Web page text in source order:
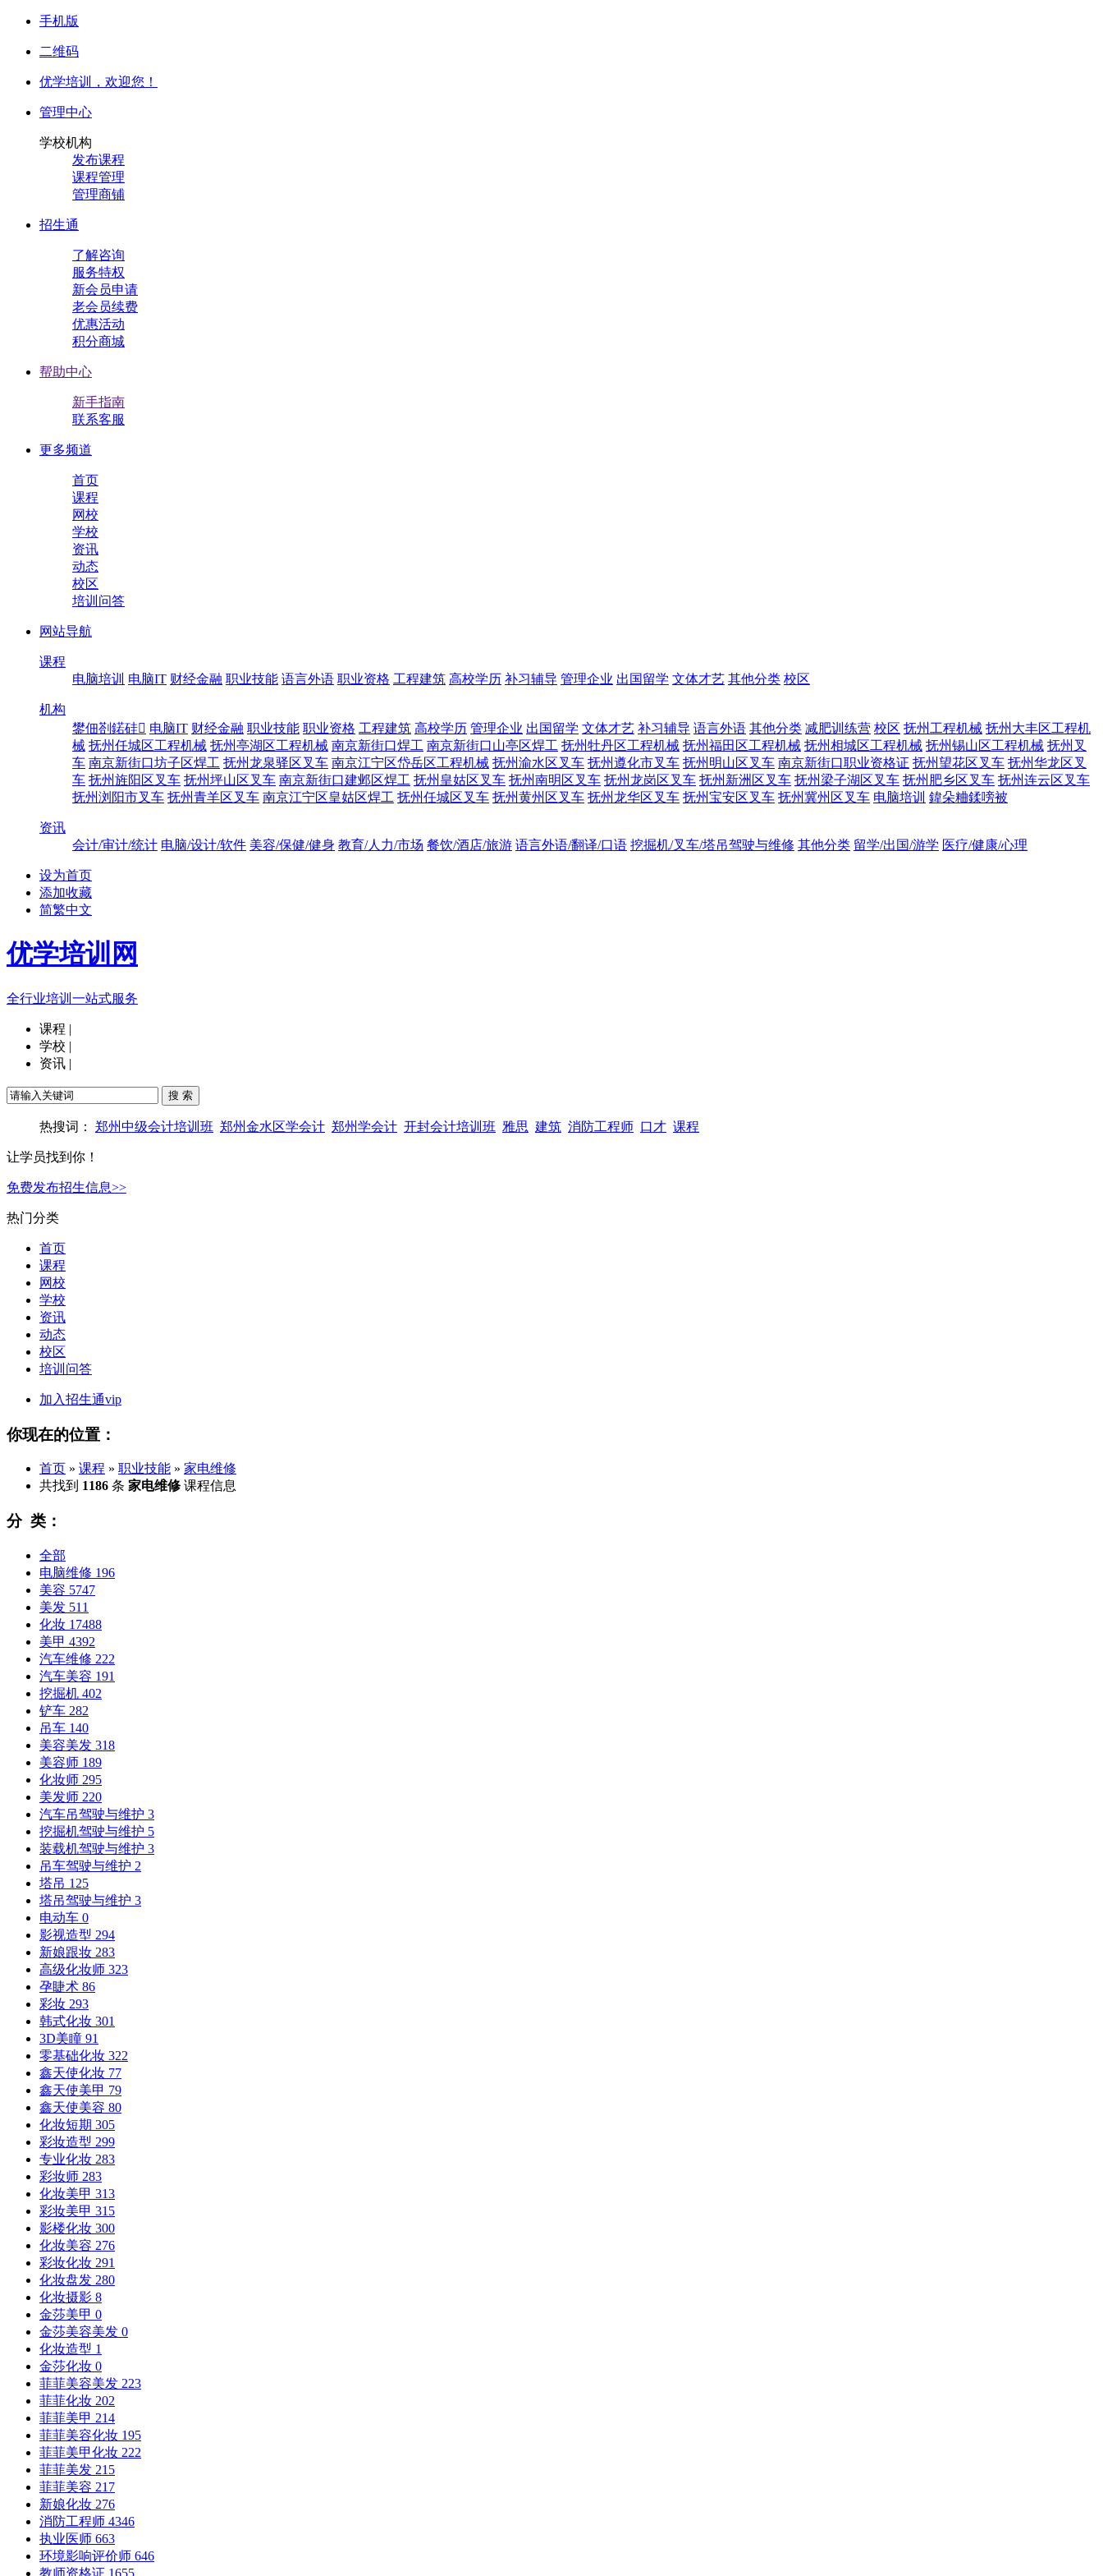
手机版
二维码
优学培训， 欢迎您！
管理中心
学校机构
发布课程
课程管理
管理商铺
招生通
了解咨询
服务特权
新会员申请
老会员续费
优惠活动
积分商城
帮助中心
新手指南
联系客服
更多频道
首页
课程
网校
学校
资讯
动态
校区
培训问答
网站导航
课程
电脑培训 电脑IT 财经金融 职业技能 语言外语 职业资格 工程建筑 高校学历 补习辅导 管理企业 出国留学 文体才艺 其他分类 校区
机构
鐢佃剳鍩硅 电脑IT 财经金融 职业技能 职业资格 工程建筑 高校学历 管理企业 出国留学 文体才艺 补习辅导 语言外语 其他分类 减肥训练营 校区 抚州工程机械 抚州大丰区工程机
械 抚州任城区工程机械 抚州亭湖区工程机械 南京新街口焊工 南京新街口山亭区焊工 抚州牡丹区工程机械 抚州福田区工程机械 抚州相城区工程机械 抚州锡山区工程机械 抚州叉
车 南京新街口坊子区焊工 抚州龙泉驿区叉车 南京江宁区岱岳区工程机械 抚州渝水区叉车 抚州遵化市叉车 抚州明山区叉车 南京新街口职业资格证 抚州望花区叉车 抚州华龙区叉
车 抚州旌阳区叉车 抚州坪山区叉车 南京新街口建邺区焊工 抚州皇姑区叉车 抚州南明区叉车 抚州龙岗区叉车 抚州新洲区叉车 抚州梁子湖区叉车 抚州肥乡区叉车 抚州连云区叉车
抚州浏阳市叉车 抚州青羊区叉车 南京江宁区皇姑区焊工 抚州任城区叉车 抚州黄州区叉车 抚州龙华区叉车 抚州宝安区叉车 抚州冀州区叉车 电脑培训 鍏朵粬鍒嗙被
资讯
会计/审计/统计 电脑/设计/软件 美容/保健/健身 教育/人力/市场 餐饮/酒店/旅游 语言外语/翻译/口语 挖掘机/叉车/塔吊驾驶与维修 其他分类 留学/出国/游学 医疗/健康/心理
设为首页
添加收藏
简繁中文
优学培训网
全行业培训一站式服务
课程 |
学校 |
资讯 |
热搜词： 郑州中级会计培训班 郑州金水区学会计 郑州学会计 开封会计培训班 雅思 建筑 消防工程师 口才 课程
让学员找到你！
免费发布招生信息>>
热门分类
首页
课程
网校
学校
资讯
动态
校区
培训问答
加入招生通vip
你现在的位置：
首页 » 课程 » 职业技能 » 家电维修
共找到 1186 条 家电维修 课程信息
分 类：
全部
电脑维修 196
美容 5747
美发 511
化妆 17488
美甲 4392
汽车维修 222
汽车美容 191
挖掘机 402
铲车 282
吊车 140
美容美发 318
美容师 189
化妆师 295
美发师 220
汽车吊驾驶与维护 3
挖掘机驾驶与维护 5
装载机驾驶与维护 3
吊车驾驶与维护 2
塔吊 125
塔吊驾驶与维护 3
电动车 0
影视造型 294
新娘跟妆 283
高级化妆师 323
孕睫术 86
彩妆 293
韩式化妆 301
3D美瞳 91
零基础化妆 322
鑫天使化妆 77
鑫天使美甲 79
鑫天使美容 80
化妆短期 305
彩妆造型 299
专业化妆 283
彩妆师 283
化妆美甲 313
彩妆美甲 315
影楼化妆 300
化妆美容 276
彩妆化妆 291
化妆盘发 280
化妆摄影 8
金莎美甲 0
金莎美容美发 0
化妆造型 1
金莎化妆 0
菲菲美容美发 223
菲菲化妆 202
菲菲美甲 214
菲菲美容化妆 195
菲菲美甲化妆 222
菲菲美发 215
菲菲美容 217
新娘化妆 276
消防工程师 4346
执业医师 663
环境影响评价师 646
教师资格证 1655